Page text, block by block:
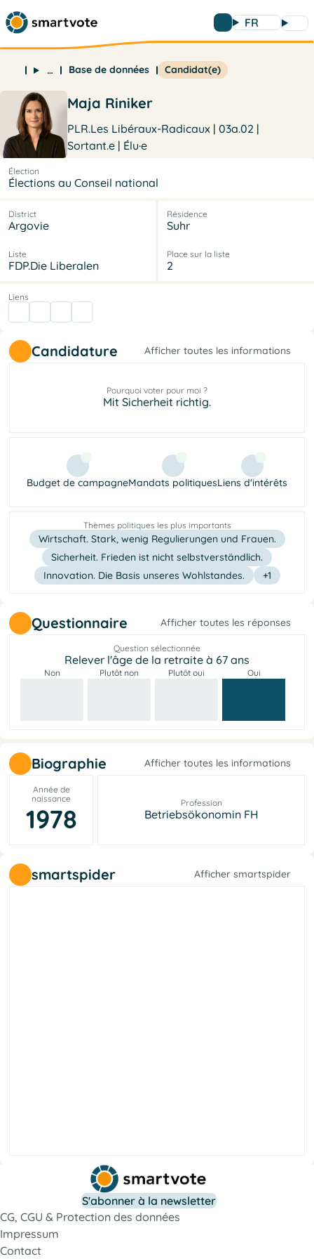
FR
… Base de données Candidat(e)
Maja Riniker
PLR.Les Libéraux-Radicaux | 03a.02 |
Sortant.e | Élu·e
Élection
Élections au Conseil national
District
Argovie
Résidence
Suhr
Liste
FDP.Die Liberalen
Place sur la liste
2
Liens
Candidature Afficher toutes les informations
Pourquoi voter pour moi ?
Mit Sicherheit richtig.
Budget de campagneMandats politiquesLiens d'intérêts
Thèmes politiques les plus importants
Wirtschaft. Stark, wenig Regulierungen und Frauen.
Sicherheit. Frieden ist nicht selbstverständlich.
Innovation. Die Basis unseres Wohlstandes.
+1
Questionnaire Afficher toutes les réponses
Question sélectionnée
Relever l'âge de la retraite à 67 ans
Non Plutôt non Plutôt oui Oui
Biographie Afficher toutes les informations
Année de
naissance
1978
Profession
Betriebsökonomin FH
smartspider Afficher smartspider
c
i
a
l
r
t
S'abonner à la newsletter
CG, CGU & Protection des données
Impressum
Contact